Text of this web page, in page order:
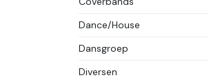
Dance/House
Dansgroep
Diversen